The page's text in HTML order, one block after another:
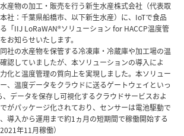
産物の加工・販売を行う新生水産株式会社（代表取
社：千葉県船橋市、以下新生水産）に、IoTで食品
「IIJ LoRaWAN®ソリューション for HACCP温度管
お知らせいたします。
社の水産物を保管する冷凍庫・冷蔵庫や加工場の温
認していましたが、本ソリューションの導入によ
化と温度管理の質向上を実現しました。本ソリュー
、温度データをクラウドに送るゲートウェイといっ
データを保存し可視化するクラウドサービスおよ
がパッケージ化されており、センサーは電池駆動で
導入から運用まで約1ヵ月の短期間で稼働開始する
年11月稼働）